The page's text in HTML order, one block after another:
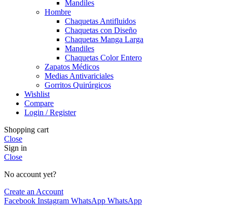
Mandiles
Hombre
Chaquetas Antifluidos
Chaquetas con Diseño
Chaquetas Manga Larga
Mandiles
Chaquetas Color Entero
Zapatos Médicos
Medias Antivariciales
Gorritos Quirúrgicos
Wishlist
Compare
Login / Register
Shopping cart
Close
Sign in
Close
No account yet?
Create an Account
Facebook Instagram WhatsApp WhatsApp